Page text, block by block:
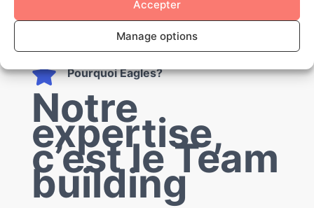
Accepter
Manage options
12 € / pax
 Pourquoi Eagles?
Notre
expertise,
c’est le Team
building